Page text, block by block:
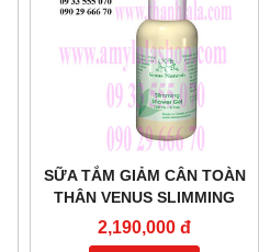
SỮA TẮM GIẢM CÂN TOÀN
THÂN VENUS SLIMMING
SHOWER GEL 120ML -
0933555070 - 0902966670 :
2,190,000 đ